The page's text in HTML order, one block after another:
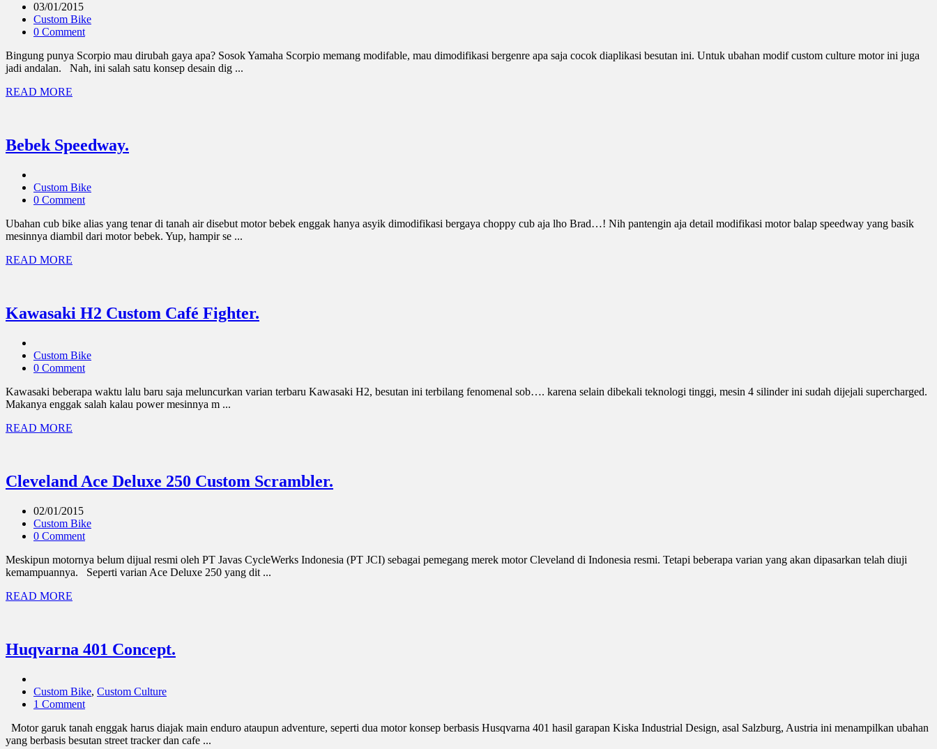
03/01/2015
Custom Bike
0 Comment
Bingung punya Scorpio mau dirubah gaya apa? Sosok Yamaha Scorpio memang modifable, mau dimodifikasi bergenre apa saja cocok diaplikasi besutan ini. Untuk ubahan modif custom culture motor ini juga
jadi andalan. Nah, ini salah satu konsep desain dig ...
READ MORE
Bebek Speedway.
Custom Bike
0 Comment
Ubahan cub bike alias yang tenar di tanah air disebut motor bebek enggak hanya asyik dimodifikasi bergaya choppy cub aja lho Brad…! Nih pantengin aja detail modifikasi motor balap speedway yang basik
mesinnya diambil dari motor bebek. Yup, hampir se ...
READ MORE
Kawasaki H2 Custom Café Fighter.
Custom Bike
0 Comment
Kawasaki beberapa waktu lalu baru saja meluncurkan varian terbaru Kawasaki H2, besutan ini terbilang fenomenal sob…. karena selain dibekali teknologi tinggi, mesin 4 silinder ini sudah dijejali supercharged.
Makanya enggak salah kalau power mesinnya m ...
READ MORE
Cleveland Ace Deluxe 250 Custom Scrambler.
02/01/2015
Custom Bike
0 Comment
Meskipun motornya belum dijual resmi oleh PT Javas CycleWerks Indonesia (PT JCI) sebagai pemegang merek motor Cleveland di Indonesia resmi. Tetapi beberapa varian yang akan dipasarkan telah diuji
kemampuannya. Seperti varian Ace Deluxe 250 yang dit ...
READ MORE
Huqvarna 401 Concept.
Custom Bike, Custom Culture
1 Comment
Motor garuk tanah enggak harus diajak main enduro ataupun adventure, seperti dua motor konsep berbasis Husqvarna 401 hasil garapan Kiska Industrial Design, asal Salzburg, Austria ini menampilkan ubahan
yang berbasis besutan street tracker dan cafe ...